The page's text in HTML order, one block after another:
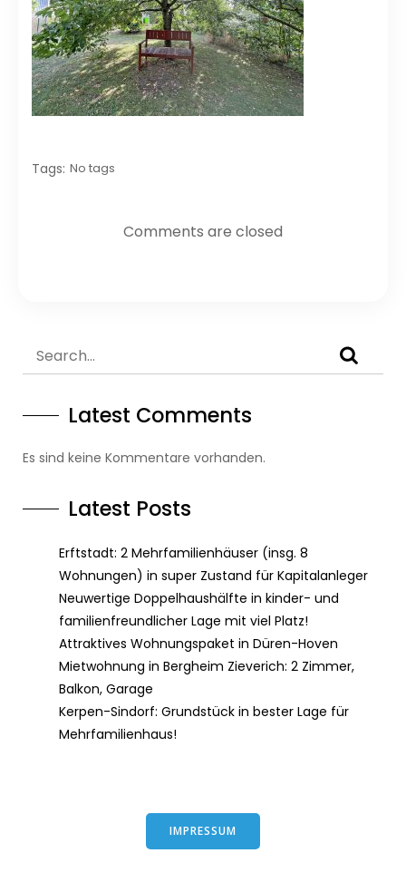
Tags: No tags
Comments are closed
Latest Comments
Es sind keine Kommentare vorhanden.
Latest Posts
Erftstadt: 2 Mehrfamilienhäuser (insg. 8
Wohnungen) in super Zustand für Kapitalanleger
Neuwertige Doppelhaushälfte in kinder- und
familienfreundlicher Lage mit viel Platz!
Attraktives Wohnungspaket in Düren-Hoven
Mietwohnung in Bergheim Zieverich: 2 Zimmer,
Balkon, Garage
Kerpen-Sindorf: Grundstück in bester Lage für
Mehrfamilienhaus!
IMPRESSUM